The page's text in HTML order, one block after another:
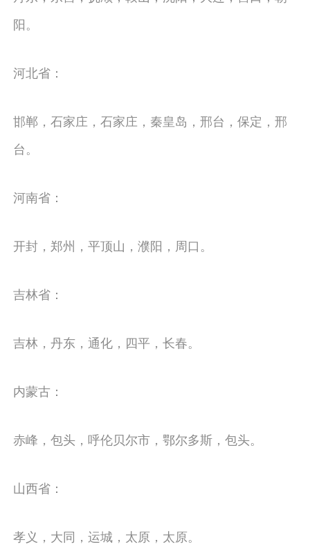
阳。
河北省：
邯郸，石家庄，石家庄，秦皇岛，邢台，保定，邢
台。
河南省：
开封，郑州，平顶山，濮阳，周口。
吉林省：
吉林，丹东，通化，四平，长春。
内蒙古：
赤峰，包头，呼伦贝尔市，鄂尔多斯，包头。
山西省：
孝义，大同，运城，太原，太原。